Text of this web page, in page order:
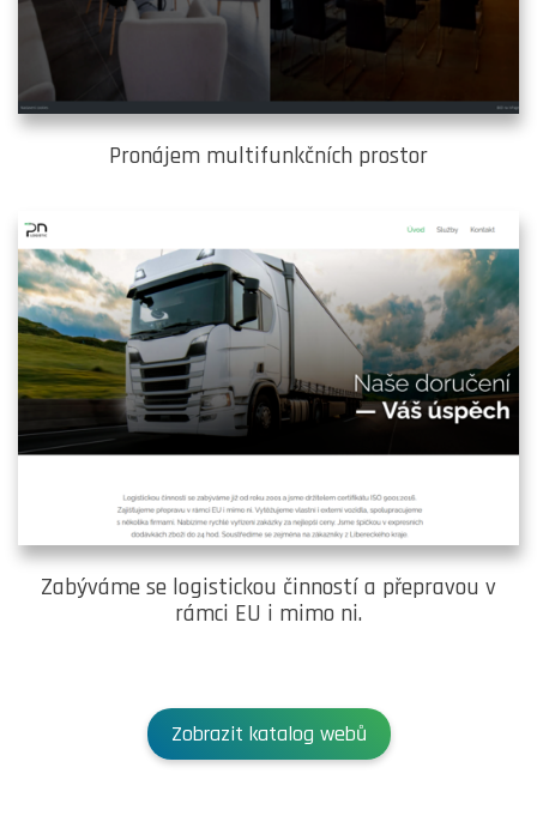
Pronájem multifunkčních prostor
Zabýváme se logistickou činností a přepravou v
rámci EU i mimo ni.
Zobrazit katalog webů